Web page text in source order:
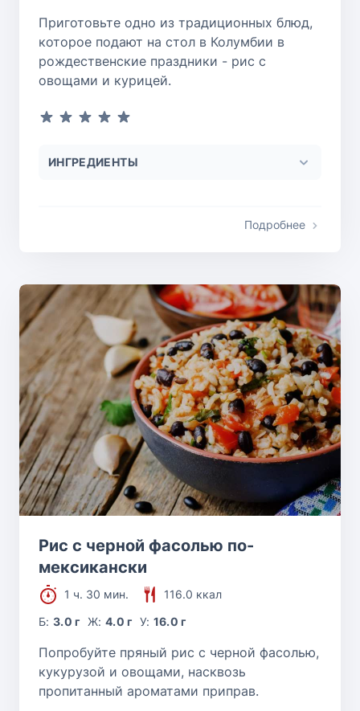
Приготовьте одно из традиционных блюд,
которое подают на стол в Колумбии в
рождественские праздники - рис с
овощами и курицей.
ИНГРЕДИЕНТЫ
Подробнее
Рис с черной фасолью по-
мексикански
1 ч. 30 мин.
116.0 ккал
Б:3.0 г Ж: 4.0 г У: 16.0 г
Попробуйте пряный рис с черной фасолью,
кукурузой и овощами, насквозь
пропитанный ароматами приправ.